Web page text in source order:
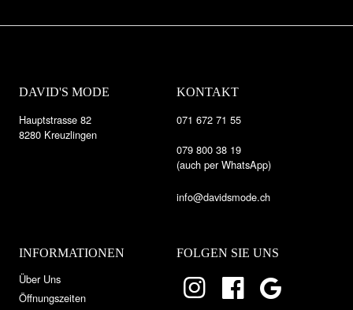
DAVID'S MODE
Hauptstrasse 82
8280 Kreuzlingen
KONTAKT
071 672 71 55
079 800 38 19
(auch per WhatsApp)
info@davidsmode.ch
INFORMATIONEN
Über Uns
Öffnungszeiten
FOLGEN SIE UNS